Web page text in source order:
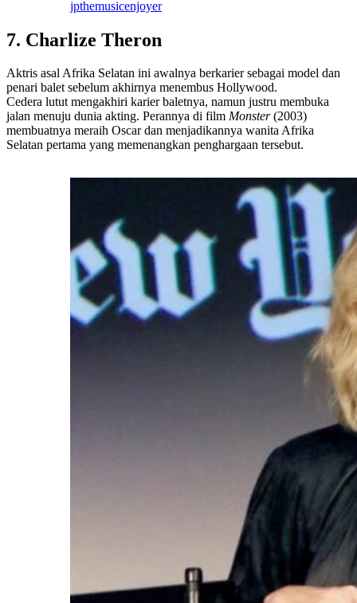
jpthemusicenjoyer
7. Charlize Theron
Aktris asal Afrika Selatan ini awalnya berkarier sebagai model dan
penari balet sebelum akhirnya menembus Hollywood.
Cedera lutut mengakhiri karier baletnya, namun justru membuka
jalan menuju dunia akting. Perannya di film Monster(2003)
membuatnya meraih Oscar dan menjadikannya wanita Afrika
Selatan pertama yang memenangkan penghargaan tersebut.